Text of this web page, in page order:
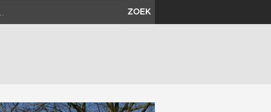
ZOEK